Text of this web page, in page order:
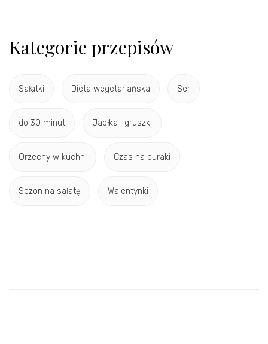
Kategorie przepisów
Sałatki Dieta wegetariańska Ser
do 30 minut Jabłka i gruszki
Orzechy w kuchni Czas na buraki
Sezon na sałatę Walentynki